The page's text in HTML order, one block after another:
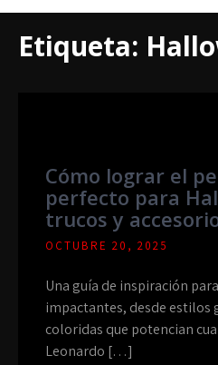
Etiqueta:
Cómo lograr el
perfecto para
trucos y
OCTUBRE 20, 2025
Una guía de inspiración
impactantes, desde estilos
coloridas que potencian
Leonardo […]